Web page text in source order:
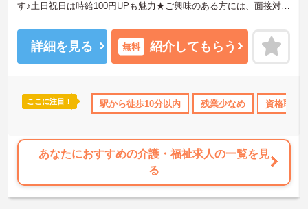
年間休日110日以上 資格取得サポート 研修制度あり
す♪土日祝日は時給100円UPも魅力★ご興味のある方には、面接対策
ください！
詳細を見る 無料 紹介してもらう
ここに注目！ 駅から徒歩10分以内 残業少なめ 資格取得
あなたにおすすめの介護・福祉求人の一覧を見
る